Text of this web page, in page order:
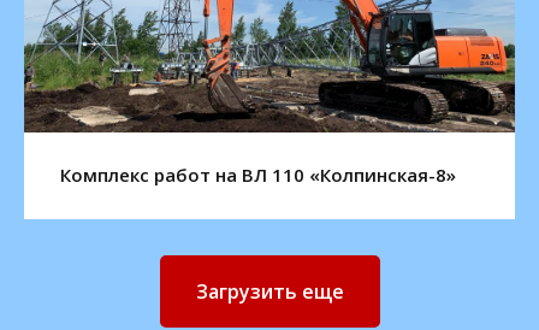
Комплекс работ на ВЛ 110 «Колпинская-8»
Загрузить еще